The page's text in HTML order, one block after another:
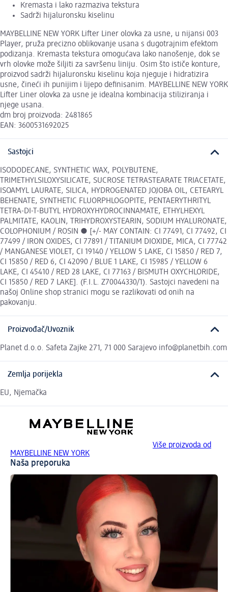
Kremasta i lako razmaziva tekstura
Sadrži hijaluronsku kiselinu
MAYBELLINE NEW YORK Lifter Liner olovka za usne, u nijansi 003
Player, pruža precizno oblikovanje usana s dugotrajnim efektom
podizanja. Kremasta tekstura omogućava lako nanošenje, dok se
vrh olovke može šiljiti za savršenu liniju. Osim što ističe konture,
proizvod sadrži hijaluronsku kiselinu koja njeguje i hidratizira
usne, čineći ih punijim i lijepo definisanim. MAYBELLINE NEW YORK
Lifter Liner olovka za usne je idealna kombinacija stiliziranja i
njege usana.
dm broj proizvoda: 2481865
EAN: 3600531692025
Sastojci
ISODODECANE, SYNTHETIC WAX, POLYBUTENE,
TRIMETHYLSILOXYSILICATE, SUCROSE TETRASTEARATE TRIACETATE,
ISOAMYL LAURATE, SILICA, HYDROGENATED JOJOBA OIL, CETEARYL
BEHENATE, SYNTHETIC FLUORPHLOGOPITE, PENTAERYTHRITYL
TETRA-DI-T-BUTYL HYDROXYHYDROCINNAMATE, ETHYLHEXYL
PALMITATE, KAOLIN, TRIHYDROXYSTEARIN, SODIUM HYALURONATE,
COLOPHONIUM / ROSIN ● [+/- MAY CONTAIN: CI 77491, CI 77492, CI
77499 / IRON OXIDES, CI 77891 / TITANIUM DIOXIDE, MICA, CI 77742
/ MANGANESE VIOLET, CI 19140 / YELLOW 5 LAKE, CI 15850 / RED 7,
CI 15850 / RED 6, CI 42090 / BLUE 1 LAKE, CI 15985 / YELLOW 6
LAKE, CI 45410 / RED 28 LAKE, CI 77163 / BISMUTH OXYCHLORIDE,
CI 15850 / RED 7 LAKE]. (F.I.L. Z70044330/1). Sastojci navedeni na
našoj Online shop stranici mogu se razlikovati od onih na
pakovanju.
Proizvođač/Uvoznik
Planet d.o.o. Safeta Zajke 271, 71 000 Sarajevo info@planetbih.com
Zemlja porijekla
EU, Njemačka
Više proizvoda od
MAYBELLINE NEW YORK
Naša preporuka